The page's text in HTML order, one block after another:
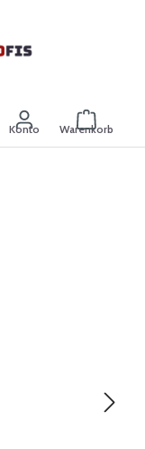
Konto Warenkorb